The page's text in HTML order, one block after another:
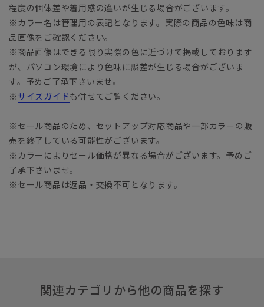
程度の個体差や着用感の違いが生じる場合がございます。
※カラー名は管理用の表記となります。実際の商品の色味は商
品画像をご確認ください。
※商品画像はできる限り実際の色に近づけて掲載しております
が、パソコン環境により色味に誤差が生じる場合がございま
す。予めご了承下さいませ。
※ サイズガイドも併せてご覧ください。
※セール商品のため、セットアップ対応商品や一部カラーの販
売を終了している可能性がございます。
※カラーによりセール価格が異なる場合がございます。予めご
了承下さいませ。
※セール商品は返品・交換不可となります。
関連カテゴリから他の商品を探す